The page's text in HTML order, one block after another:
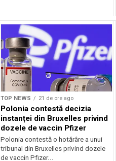
TOP NEWS 21 de ore ago
Polonia contestă decizia
instanței din Bruxelles privind
dozele de vaccin Pfizer
Polonia contestă o hotărâre a unui
tribunal din Bruxelles privind dozele
de vaccin Pfizer...